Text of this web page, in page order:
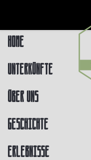
Home
Unterkünfte
Über uns
Geschichte
Erlebnisse